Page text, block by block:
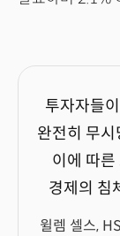
투자자들
완전히 무
이에 따
경제의 침
윌렘 셀스,